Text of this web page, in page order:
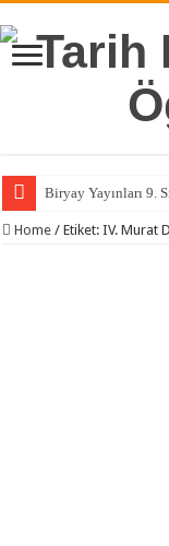
Biryay Yayınları 9.
Home / Etiket:IV. Murat